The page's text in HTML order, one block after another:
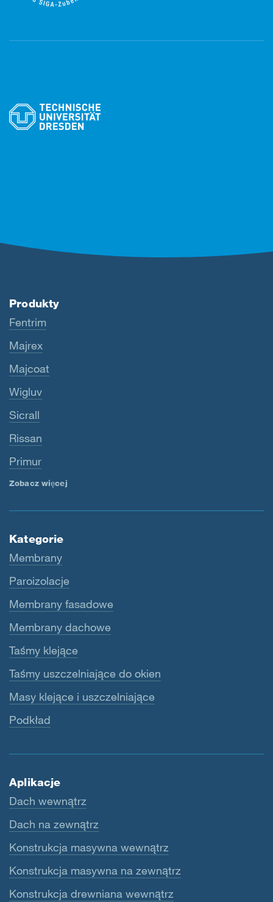
Produkty
Fentrim
Majrex
Majcoat
Wigluv
Sicrall
Rissan
Primur
Zobacz więcej
Kategorie
Membrany
Paroizolacje
Membrany fasadowe
Membrany dachowe
Taśmy klejące
Taśmy uszczelniające do okien
Masy klejące i uszczelniające
Podkład
Aplikacje
Dach wewnątrz
Dach na zewnątrz
Konstrukcja masywna wewnątrz
Konstrukcja masywna na zewnątrz
Konstrukcja drewniana wewnątrz